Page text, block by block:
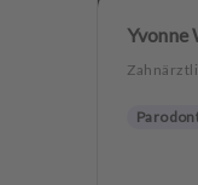
Yvonne